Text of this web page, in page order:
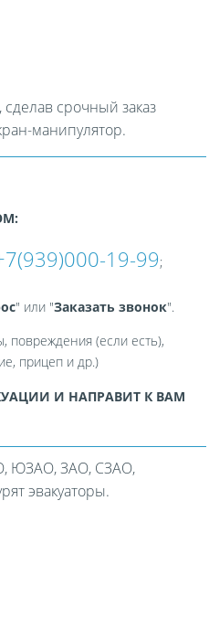
срочный заказ
манипулятор.
19-99;
" или "Заказать звонок".
повреждения (если есть),
прицеп и др.)
И НАПРАВИТ К ВАМ
ЮЗАО, ЗАО, СЗАО,
эвакуаторы.